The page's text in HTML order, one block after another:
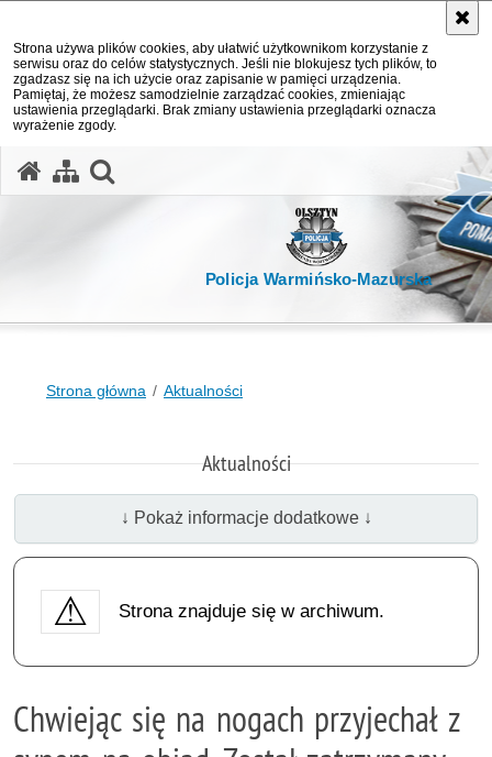
Strona używa plików cookies, aby ułatwić użytkownikom korzystanie z
serwisu oraz do celów statystycznych. Jeśli nie blokujesz tych plików, to
zgadzasz się na ich użycie oraz zapisanie w pamięci urządzenia.
Pamiętaj, że możesz samodzielnie zarządzać cookies, zmieniając
ustawienia przeglądarki. Brak zmiany ustawienia przeglądarki oznacza
wyrażenie zgody.
Policja Warmińsko-Mazurska
Strona główna Aktualności
Aktualności
↓ Pokaż informacje dodatkowe ↓
Strona znajduje się w archiwum.
Chwiejąc się na nogach przyjechał z